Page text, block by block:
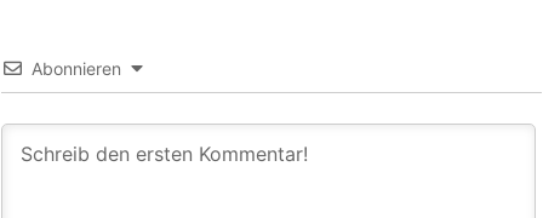
Abonnieren